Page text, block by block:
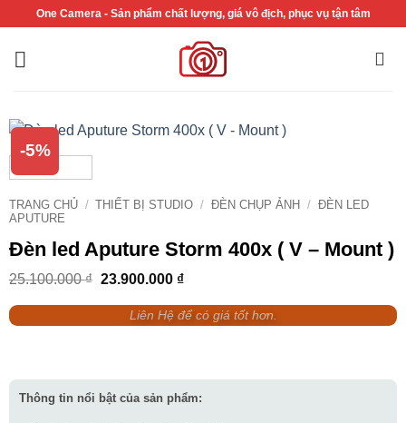
nội
One Camera - Sản phẩm chất lượng, giá vô địch, phục vụ tận tâm
-5%
TRANG CHỦ / THIẾT BỊ STUDIO / ĐÈN CHỤP ẢNH / ĐÈN LED
APUTURE
Đèn led Aputure Storm 400x ( V – Mount )
25.100.000₫ Giá
là:
25.100.000 ₫.
23.900.000 ₫Giá
tại
là:
Liên Hệ để có giá tốt hơn.
Thông tin nổi bật của sản phẩm: